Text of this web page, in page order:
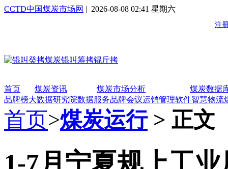
CCTD中国煤炭市场网 | 2026-08-08 02:41 星期六
首页 煤炭资讯 煤炭市场分析
煤炭数据
品牌榜大数据研究院数据服务品牌会议运销管理软件智慧物流
首页>煤炭运行> 正文
1-7月宁夏规上工